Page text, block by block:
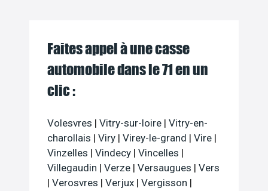
Faites appel à une casse
automobile dans le 71 en un
clic :
Volesvres | Vitry-sur-loire | Vitry-en-
charollais | Viry | Virey-le-grand | Vire |
Vinzelles | Vindecy | Vincelles |
Villegaudin | Verze | Versaugues | Vers
| Verosvres | Verjux | Vergisson |